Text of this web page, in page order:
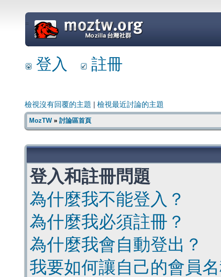
=
登入 註冊
檢視沒有回覆的主題 檢視最近討論的主題
MozTW» 討論區首頁
登入和註冊問題
為什麼我不能登入？
為什麼我必須註冊？
為什麼我會自動登出？
我要如何讓自己的會員